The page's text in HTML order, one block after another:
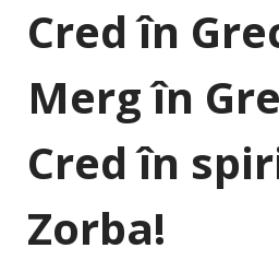
Cred în
Merg în
Cred în
Zorba!